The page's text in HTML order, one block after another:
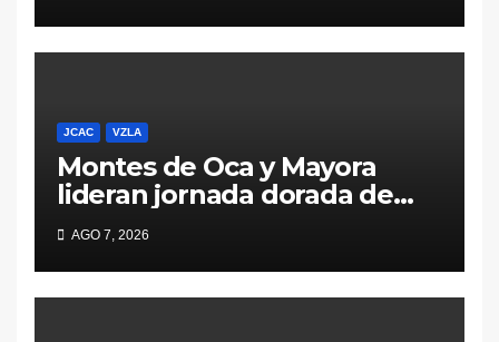
JCAC VZLA
Montes de Oca y Mayora
lideran jornada dorada de
Venezuela en Santo
Domingo 2026
AGO 7, 2026